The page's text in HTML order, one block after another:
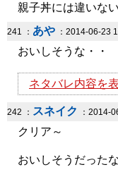
親子丼には違いない
241 ： あや ：2014-06-23
おいしそうな・・
ネタバレ内容を
242 ： スネイク ：2014-
クリア～
おいしそうだった